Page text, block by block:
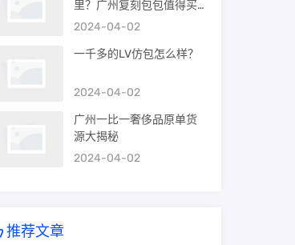
里？广州复刻包包值得买
吗？
2024-04-02
一千多的LV仿包怎么样？
2024-04-02
广州一比一奢侈品原单货
源大揭秘
2024-04-02
推荐文章